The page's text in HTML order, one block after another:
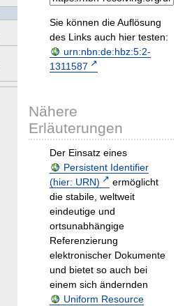
Sie können die Auflösung
des Links auch hier testen:
urn:nbn:de:hbz:5:2-
1311587
Nähere
Erläuterungen
Der Einsatz eines
Persistent Identifier
(hier: URN)
ermöglicht
die stabile, weltweit
eindeutige und
ortsunabhängige
Referenzierung
elektronischer Dokumente
und bietet so auch bei
einem sich ändernden
Uniform Resource